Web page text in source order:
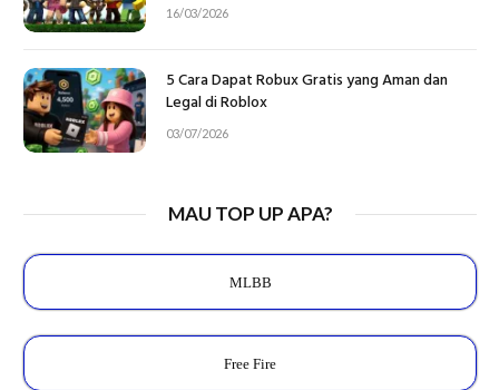
16/03/2026
5 Cara Dapat Robux Gratis yang Aman dan
Legal di Roblox
03/07/2026
MAU TOP UP APA?
MLBB
Free Fire